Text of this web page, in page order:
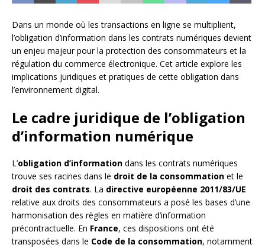
Dans un monde où les transactions en ligne se multiplient,
l’obligation d’information dans les contrats numériques devient
un enjeu majeur pour la protection des consommateurs et la
régulation du commerce électronique. Cet article explore les
implications juridiques et pratiques de cette obligation dans
l’environnement digital.
Le cadre juridique de l’obligation
d’information numérique
L’obligation d’information dans les contrats numériques
trouve ses racines dans le droit de la consommation et le
droit des contrats. La directive européenne 2011/83/UE
relative aux droits des consommateurs a posé les bases d’une
harmonisation des règles en matière d’information
précontractuelle. En France, ces dispositions ont été
transposées dans le Code de la consommation, notamment